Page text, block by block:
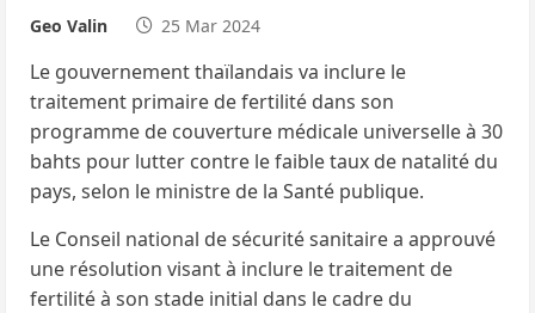
Geo Valin 25 Mar 2024
Le gouvernement thaïlandais va inclure le
traitement primaire de fertilité dans son
programme de couverture médicale universelle à 30
bahts pour lutter contre le faible taux de natalité du
pays, selon le ministre de la Santé publique.
Le Conseil national de sécurité sanitaire a approuvé
une résolution visant à inclure le traitement de
fertilité à son stade initial dans le cadre du